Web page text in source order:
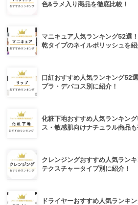
色&ラメ入り商品を徹底比較！
マニキュア人気ランキング52選
乾タイプのネイルポリッシュを紹
口紅おすすめ人気ランキング52
プラ・デパコス別に紹介！
化粧下地おすすめ人気ランキン
ス・敏感肌向けナチュラル商品も
クレンジングおすすめ人気ラン
テクスチャータイプ別に紹介！
ドライヤーおすすめ人気ランキ